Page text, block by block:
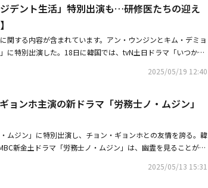
・ムジンは結局、義理の姉ナ・ヒジュ（ソル・イナ）の助けを
事務所も思うように運営できなかった。事務所を開いて数ヶ月
、事務所の家賃も払えない状況だった。
ったサンイングループの再建を託された交渉の鬼才ユン・ジュ
M＆Aチームで弁護士として活躍するのは「賢い医師生活」で
・ドンイル、チャン・ヒョンソン、オ・マンソクといったベテ
め、ストーリーに重厚感を醸し出している。また、日本が舞台
み（桜庭ななみ）、さらに済州島出張の回では少女時代のクォ
みどころとなっている。■作品概要「交渉の技術」2025年5月
・ガンユン「卒業」ソン・ドンイル「応答せよ」シリーズ、
の資格」「シグナル」「ホン・チョンギ」オ・マンソク「卒
＞アン・パンソク「よくおごってくれる綺麗なお姉さん」「卒
ンイングループ。その再建を託されたのは、伝説の交渉人ユ
の一方で、次期会長の座を狙うハ・テス専務はジュノの復帰を
デント生活」特別出演も…研修医たちの迎え
関する内容が含まれています。アン・ウンジンとキム・デミョ
に特別出演した。18日に韓国では、tvN土日ドラマ「いつかは
）は産科教授にミョン・ウンウォン（キム・ヘイン）を選ばな
ウンジン）だった。教授就任を祝福するためにコン・ギソン
ョン・ジュンウォン）、ウンウォンが訪問する中、ミンハは
に出会えてラッキーだ。これからよろしく」と挨拶した。しか
ず、「これからよろしく」というミンハの言葉に「こちらこそ
しぶ返事をした。特にこの時、突然ヤン・ソクヒョン（キム・
目を集めた。ひざまずいて登場し、「おめでとう、チュチュ教
2025/05/19 12:40
ョンホ主演の新ドラマ「労務士ノ・ムジン」
ムジン」に特別出演し、チョン・ギョンホとの友情を誇る。韓
新金土ドラマ「労務士ノ・ムジン」は、幽霊を見ることがで
公のノ・ムジン役に扮し、産業災害により死んだ幽霊たちの恨
2025/05/13 15:31